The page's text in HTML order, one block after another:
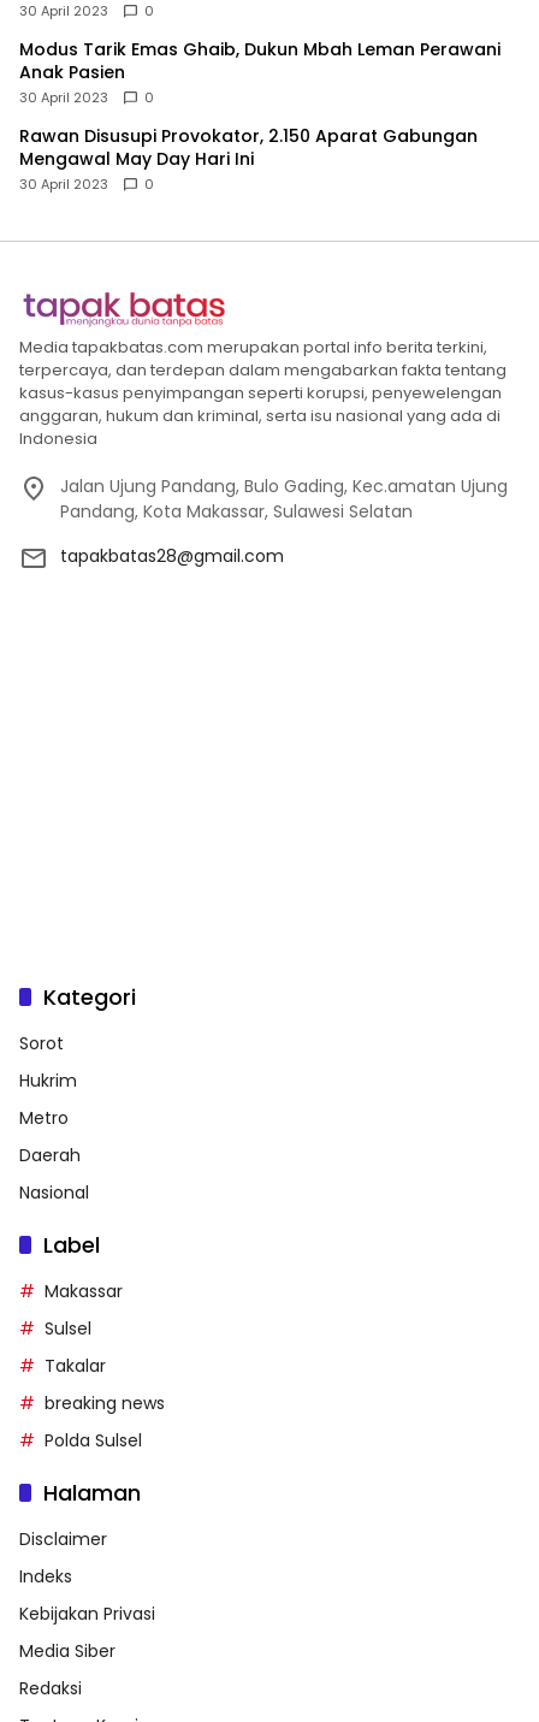
30 April 2023 0
Modus Tarik Emas Ghaib, Dukun Mbah Leman Perawani
Anak Pasien
30 April 2023 0
Rawan Disusupi Provokator, 2.150 Aparat Gabungan
Mengawal May Day Hari Ini
30 April 2023 0
Media tapakbatas.com merupakan portal info berita terkini,
terpercaya, dan terdepan dalam mengabarkan fakta tentang
kasus-kasus penyimpangan seperti korupsi, penyewelengan
anggaran, hukum dan kriminal, serta isu nasional yang ada di
Indonesia
Jalan Ujung Pandang, Bulo Gading, Kec.amatan Ujung
Pandang, Kota Makassar, Sulawesi Selatan
tapakbatas28@gmail.com
Kategori
Sorot
Hukrim
Metro
Daerah
Nasional
Label
Makassar
Sulsel
Takalar
breaking news
Polda Sulsel
Halaman
Disclaimer
Indeks
Kebijakan Privasi
Media Siber
Redaksi